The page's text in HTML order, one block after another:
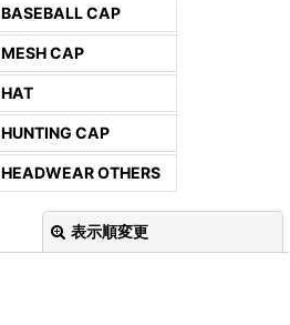
BASEBALL CAP
MESH CAP
HAT
HUNTING CAP
HEADWEAR OTHERS
表示順変更